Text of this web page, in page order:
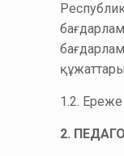
1.2. Ереже
2.